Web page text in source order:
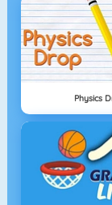
Physics